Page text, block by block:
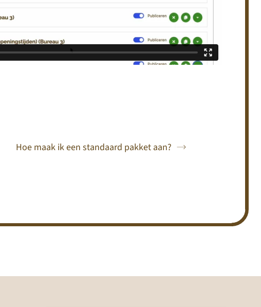
Hoe maak ik een standaard pakket aan?